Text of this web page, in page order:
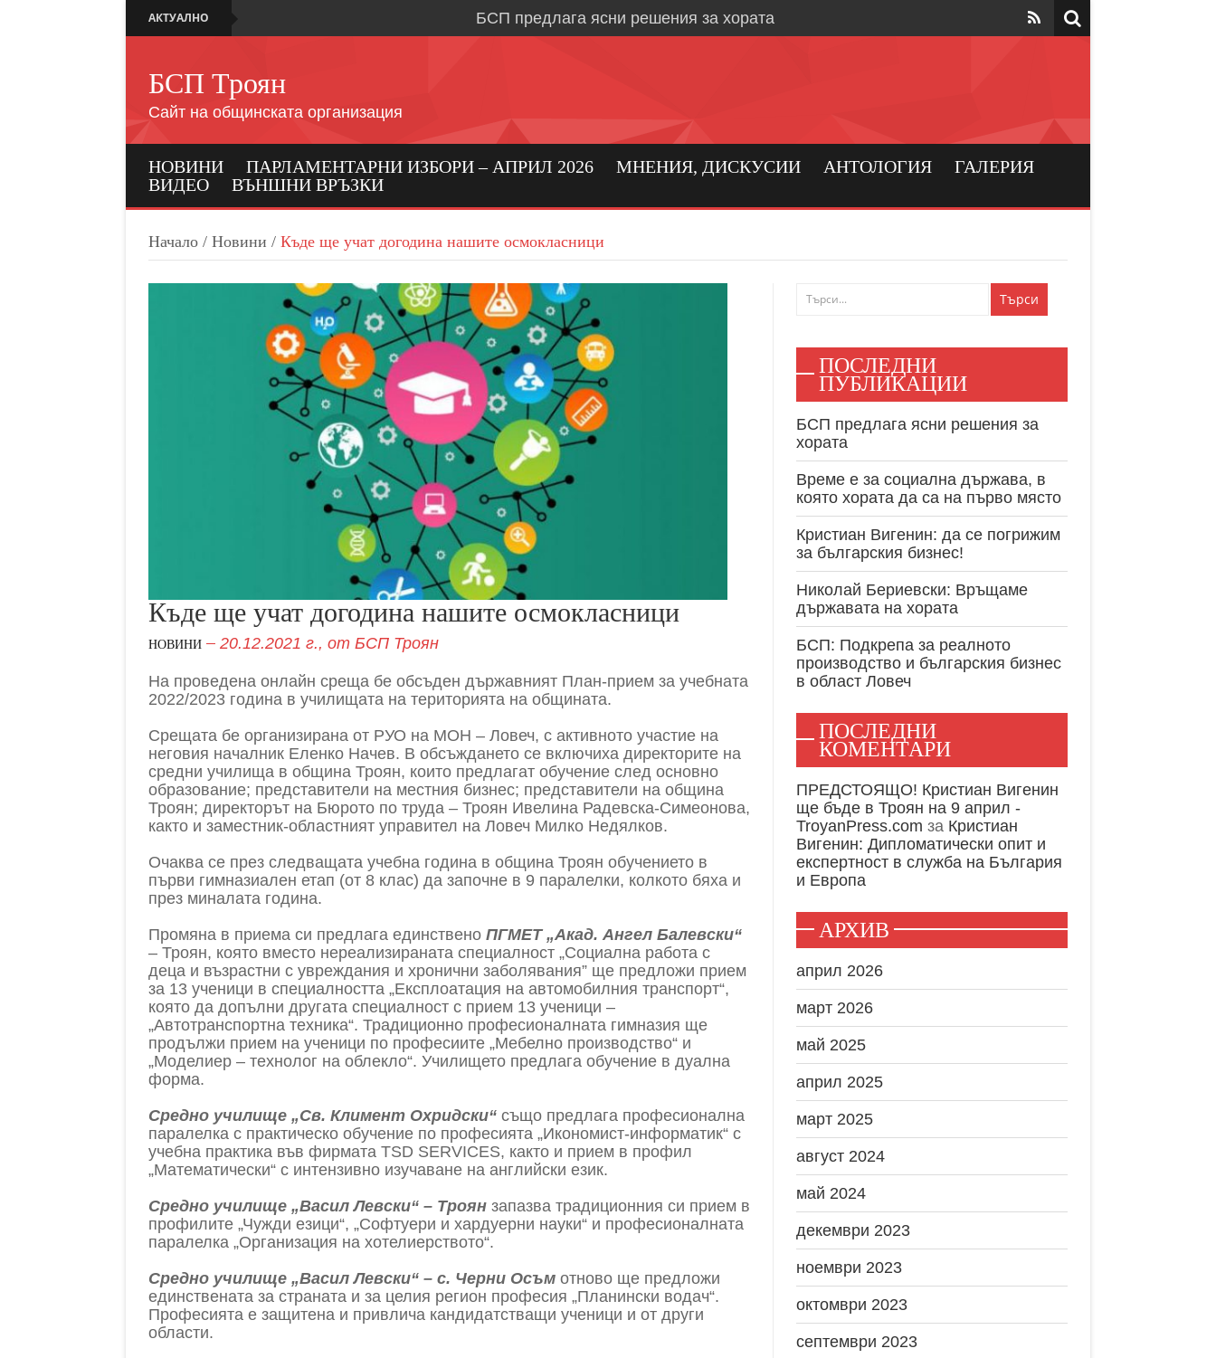
АКТУАЛНО
БСП предлага ясни решения за хората
Николай Бериевски: Връщаме държавата на хората
Кристиан Вигенин за мира и войната
Дипломацията е единственият път към траен мир
Александрово и Лешница: хората най-добре знаят
своите нужди
В Градежница: среща с три поколения леви хора
Кристиан Вигенин: Дипломатически опит и експертност в
служба на България и Европа
БСП Троян
Сайт на общинската организация
НОВИНИ ПАРЛАМЕНТАРНИ ИЗБОРИ – АПРИЛ 2026 МНЕНИЯ, ДИСКУСИИ АНТОЛОГИЯ
ГАЛЕРИЯ
ВИДЕО
ВЪНШНИ ВРЪЗКИ
Начало / Новини / Къде ще учат догодина нашите осмокласници
Къде ще учат догодина нашите осмокласници
НОВИНИ 20.12.2021 г., от БСП Троян
На проведена онлайн среща бе обсъден държавният План-прием за учебната
2022/2023 година в училищата на територията на общината.
Срещата бе организирана от РУО на МОН – Ловеч, с активното участие на
неговия началник Еленко Начев. В обсъждането се включиха директорите на
средни училища в община Троян, които предлагат обучение след основно
образование; представители на местния бизнес; представители на община
Троян; директорът на Бюрото по труда – Троян Ивелина Радевска-Симеонова,
както и заместник-областният управител на Ловеч Милко Недялков.
Очаква се през следващата учебна година в община Троян обучението в
първи гимназиален етап (от 8 клас) да започне в 9 паралелки, колкото бяха и
през миналата година.
Промяна в приема си предлага единствено ПГМЕТ „Акад. Ангел Балевски“
– Троян, която вместо нереализираната специалност „Социална работа с
деца и възрастни с увреждания и хронични заболявания” ще предложи прием
за 13 ученици в специалността „Експлоатация на автомобилния транспорт“,
която да допълни другата специалност с прием 13 ученици –
„Автотранспортна техника“. Традиционно професионалната гимназия ще
продължи прием на ученици по професиите „Мебелно производство“ и
„Моделиер – технолог на облекло“. Училището предлага обучение в дуална
форма.
Средно училище „Св. Климент Охридски“ също предлага професионална
паралелка с практическо обучение по професията „Икономист-информатик“ с
учебна практика във фирмата TSD SERVICES, както и прием в профил
„Математически“ с интензивно изучаване на английски език.
Средно училище „Васил Левски“ – Троян запазва традиционния си прием в
профилите „Чужди езици“, „Софтуери и хардуерни науки“ и професионалната
паралелка „Организация на хотелиерството“.
Средно училище „Васил Левски“ – с. Черни Осъм отново ще предложи
единствената за страната и за целия регион професия „Планински водач“.
Професията е защитена и привлича кандидатстващи ученици и от други
области.
ПОСЛЕДНИ
ПУБЛИКАЦИИ
БСП предлага ясни решения за
хората
Време е за социална държава, в
която хората да са на първо място
Кристиан Вигенин: да се погрижим
за българския бизнес!
Николай Бериевски: Връщаме
държавата на хората
БСП: Подкрепа за реалното
производство и българския бизнес
в област Ловеч
ПОСЛЕДНИ
КОМЕНТАРИ
ПРЕДСТОЯЩО! Кристиан Вигенин
ще бъде в Троян на 9 април -
TroyanPress.com за Кристиан
Вигенин: Дипломатически опит и
експертност в служба на България
и Европа
АРХИВ
април 2026
март 2026
май 2025
април 2025
март 2025
август 2024
май 2024
декември 2023
ноември 2023
октомври 2023
септември 2023